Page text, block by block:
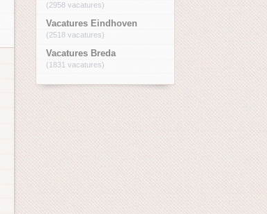
(2958 vacatures)
Vacatures Eindhoven
(2518 vacatures)
Vacatures Breda
(1831 vacatures)